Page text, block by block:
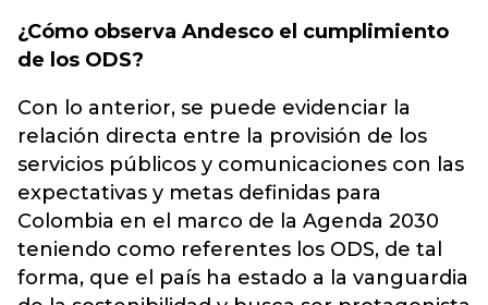
¿Cómo observa Andesco el cumplimiento
de los ODS?
Con lo anterior, se puede evidenciar la
relación directa entre la provisión de los
servicios públicos y comunicaciones con las
expectativas y metas definidas para
Colombia en el marco de la Agenda 2030
teniendo como referentes los ODS, de tal
forma, que el país ha estado a la vanguardia